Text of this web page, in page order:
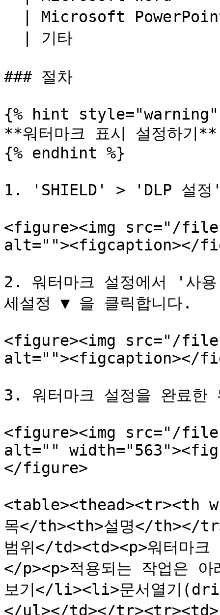
### 절차
{% hint style="warning"
**워터마크 표시 설정하기**
{% endhint %}
1. 'SHIELD' > 'DLP 설정'
<figure><img src="/
alt=""><figcaption></
2. 워터마크 설정에서 '사
세설정 ▼ 을 클릭합니다.
<figure><img src="/files/
alt=""><figcaption></
3. 워터마크 설정을 완료한
<figure><img src="/
alt=""
</figure>
<table><thead><tr><th
목</th><th>설명</th></
범위</td><td><p>워터마
</p><p>적용되는 작업은
보기</li><li>문서열기
</ul></td></tr><tr><td>